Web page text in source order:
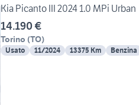
Kia Picanto III 2024 1.0 MPi Urban
14.190 €
Torino (TO)
Usato 11/2024 13375 Km Benzina